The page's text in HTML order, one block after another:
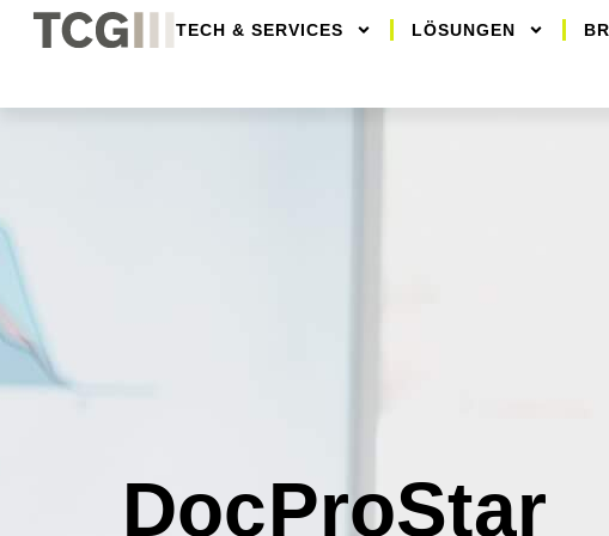
TECH & SERVICES LÖSUNGEN
DocProStar